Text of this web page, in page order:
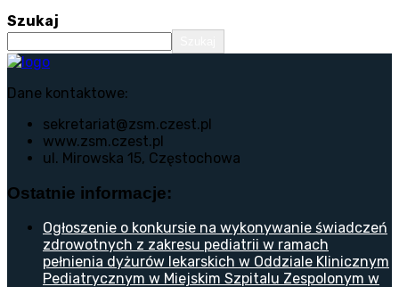
Szukaj
Dane kontaktowe:
sekretariat@zsm.czest.pl
www.zsm.czest.pl
ul. Mirowska 15, Częstochowa
Ostatnie informacje:
Ogłoszenie o konkursie na wykonywanie świadczeń
zdrowotnych z zakresu pediatrii w ramach
pełnienia dyżurów lekarskich w Oddziale Klinicznym
Pediatrycznym w Miejskim Szpitalu Zespolonym w